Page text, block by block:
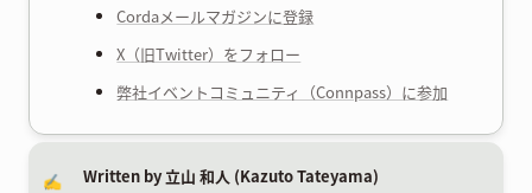
Cordaメールマガジンに登録
X（旧Twitter）をフォロー
弊社イベントコミュニティ（Connpass）に参加
✍️ Written by 立山 和人 (Kazuto Tateyama)